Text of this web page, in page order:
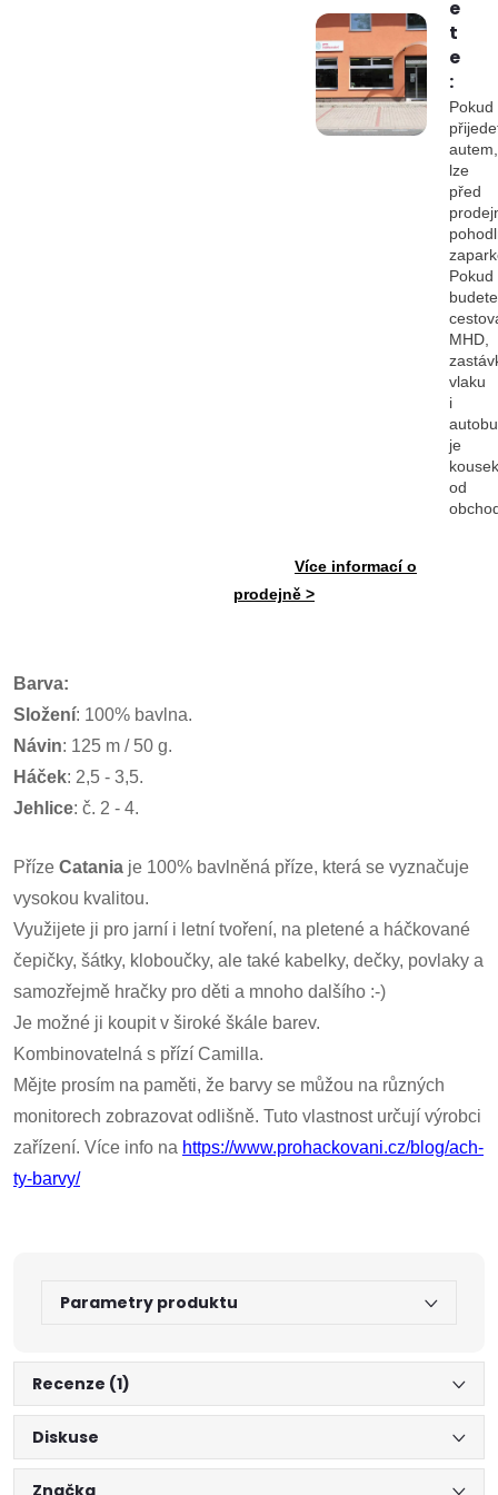
Barva:
Složení: 100% bavlna.
Návin: 125 m / 50 g.
Háček: 2,5 - 3,5.
Jehlice: č. 2 - 4.
Příze Catania je 100% bavlněná příze, která se vyznačuje
vysokou kvalitou.
Využijete ji pro jarní i letní tvoření, na pletené a háčkované
čepičky, šátky, kloboučky, ale také kabelky, dečky, povlaky a
samozřejmě hračky pro děti a mnoho dalšího :-)
Je možné ji koupit v široké škále barev.
Kombinovatelná s přízí Camilla.
Mějte prosím na paměti, že barvy se můžou na různých
monitorech zobrazovat odlišně. Tuto vlastnost určují výrobci
zařízení. Více info na https://www.prohackovani.cz/blog/ach-
ty-barvy/
e
t
e
:
Pokud
autem,
lze
před
Pokud
budete
MHD,
vlaku
i
je
kousek
od
Více informací o
prodejně >
Parametry produktu
Recenze (1)
Diskuse
Značka